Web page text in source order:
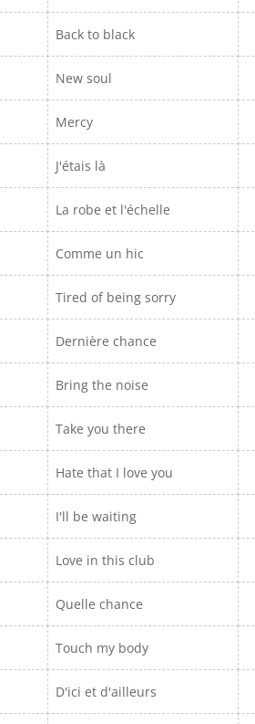
Back to black
New soul
Mercy
J'étais là
La robe et l'échelle
Comme un hic
Tired of being sorry
Dernière chance
Bring the noise
Take you there
Hate that I love you
I'll be waiting
Love in this club
Quelle chance
Touch my body
D'ici et d'ailleurs